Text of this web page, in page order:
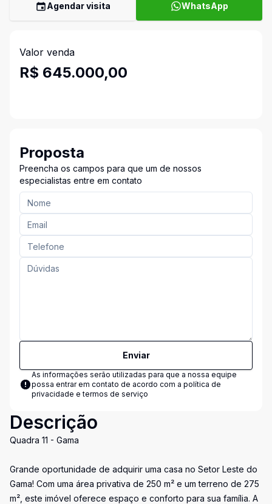
Agendar visita WhatsApp
Valor venda
R$ 645.000,00
Proposta
Preencha os campos para que um de nossos
especialistas entre em contato
Enviar
As informações serão utilizadas para que a nossa equipe
possa entrar em contato de acordo com a política de
privacidade e termos de serviço
Descrição
Quadra 11 - Gama
Grande oportunidade de adquirir uma casa no Setor Leste do
Gama! Com uma área privativa de 250 m² e um terreno de 275
m², este imóvel oferece espaço e conforto para sua família. A